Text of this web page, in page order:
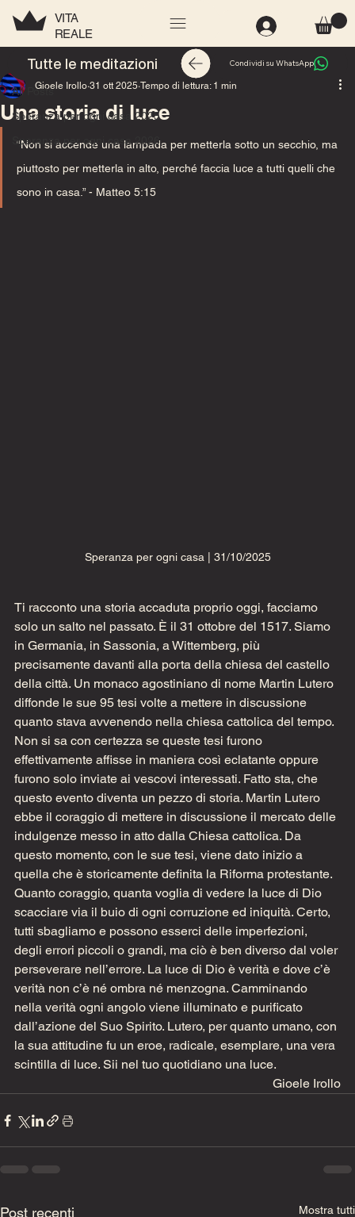
VITA
REALE
All Posts
Speranza per ogni casa 2025
Speranza per ogni casa 2026
All Posts
Una storia di luce
Gioele Irollo 31 ott 2025 Tempo di lettura: 1 min
“Non si accende una lampada per metterla sotto un secchio, ma
piuttosto per metterla in alto, perché faccia luce a tutti quelli che
sono in casa.” - Matteo 5:15
Speranza per ogni casa | 31/10/2025
Ti racconto una storia accaduta proprio oggi, facciamo
solo un salto nel passato. È il 31 ottobre del 1517. Siamo
in Germania, in Sassonia, a Wittemberg, più
precisamente davanti alla porta della chiesa del castello
della città. Un monaco agostiniano di nome Martin Lutero
diffonde le sue 95 tesi volte a mettere in discussione
quanto stava avvenendo nella chiesa cattolica del tempo.
Non si sa con certezza se queste tesi furono
effettivamente affisse in maniera così eclatante oppure
furono solo inviate ai vescovi interessati. Fatto sta, che
questo evento diventa un pezzo di storia. Martin Lutero
ebbe il coraggio di mettere in discussione il mercato delle
indulgenze messo in atto dalla Chiesa cattolica. Da
questo momento, con le sue tesi, viene dato inizio a
quella che è storicamente definita la Riforma protestante.
Quanto coraggio, quanta voglia di vedere la luce di Dio
scacciare via il buio di ogni corruzione ed iniquità. Certo,
tutti sbagliamo e possono esserci delle imperfezioni,
degli errori piccoli o grandi, ma ciò è ben diverso dal voler
perseverare nell’errore. La luce di Dio è verità e dove c’è
verità non c’è né ombra né menzogna. Camminando
nella verità ogni angolo viene illuminato e purificato
dall’azione del Suo Spirito. Lutero, per quanto umano, con
la sua attitudine fu un eroe, radicale, esemplare, una vera
scintilla di luce. Sii nel tuo quotidiano una luce.
Gioele Irollo
Post recenti Mostra tutti
Tutte le meditazioni Condividi su WhatsApp